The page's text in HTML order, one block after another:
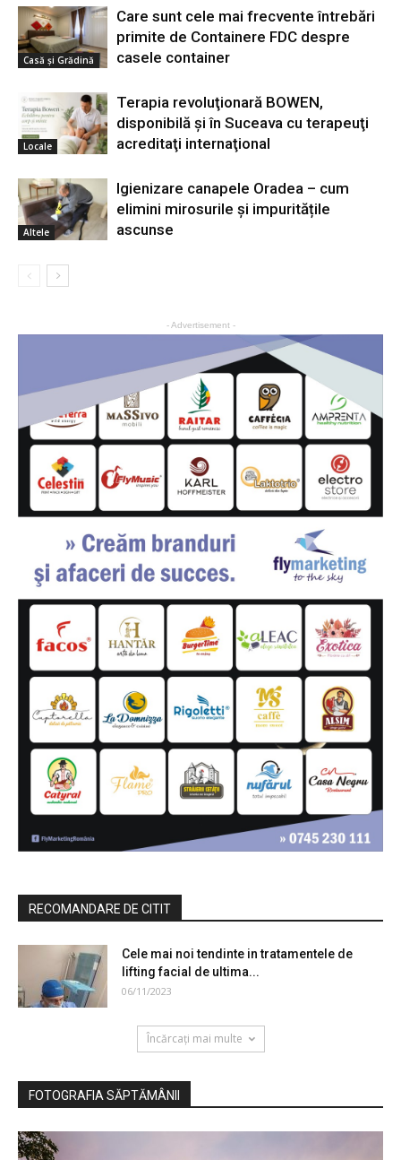
Casă şi Grădină
Care sunt cele mai frecvente întrebări
primite de Containere FDC despre
casele container
Locale
Terapia revoluţionară BOWEN,
disponibilă şi în Suceava cu terapeuţi
acreditaţi internaţional
Altele
Igienizare canapele Oradea – cum
elimini mirosurile și impuritățile
ascunse
- Advertisement -
RECOMANDARE DE CITIT
Cele mai noi tendinte in tratamentele de
lifting facial de ultima...
06/11/2023
Încărcați mai multe
FOTOGRAFIA SĂPTĂMÂNII